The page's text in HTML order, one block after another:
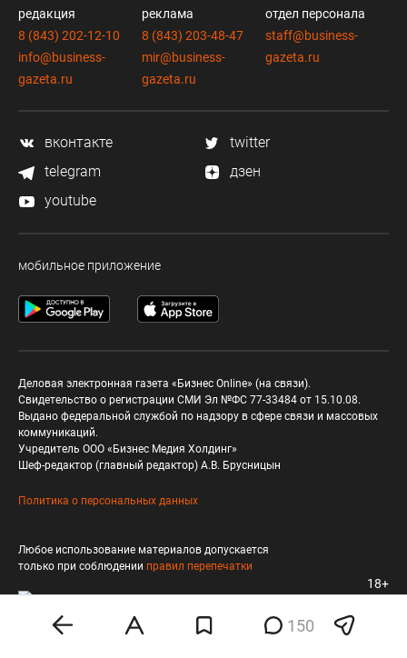
150
редакция
8 (843) 202-12-10
info@business-
gazeta.ru
реклама
8 (843) 203-48-47
mir@business-
gazeta.ru
отдел персонала
staff@business-
gazeta.ru
вконтакте
twitter
telegram
дзен
youtube
мобильное приложение
Деловая электронная газета «Бизнес Online» (на связи).
Свидетельство о регистрации СМИ Эл №ФС 77-33484 от 15.10.08.
Выдано федеральной службой по надзору в сфере связи и массовых
коммуникаций.
Учредитель ООО «Бизнес Медия Холдинг»
Шеф-редактор (главный редактор) А.В. Брусницын
Политика о персональных данных
Любое использование материалов допускается
только при соблюдении правил перепечатки
18+